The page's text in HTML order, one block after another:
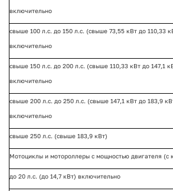
включительно
свыше 100 л.с. до 150 л.с. (свыше 73,55 кВт до 110,33
включительно
свыше 150 л.с. до 200 л.с. (свыше 110,33 кВт до 147,1
включительно
свыше 200 л.с. до 250 л.с. (свыше 147,1 кВт до 183,9
включительно
свыше 250 л.с. (свыше 183,9 кВт)
Мотоциклы и мотороллеры с мощностью двигателя (с
до 20 л.с. (до 14,7 кВт) включительно